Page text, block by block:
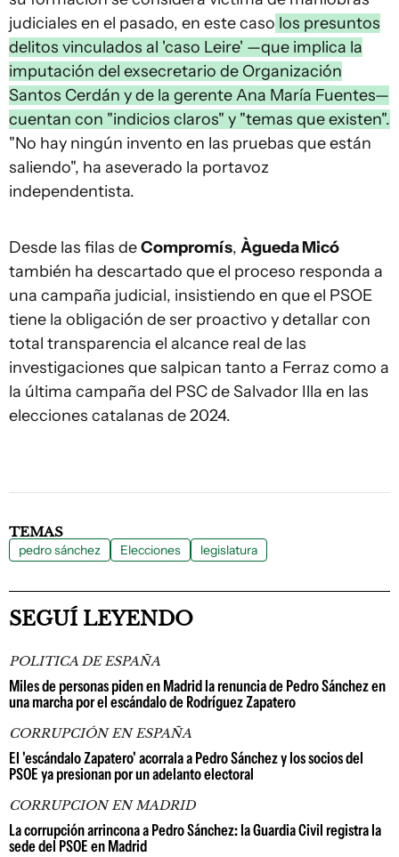
judiciales en el pasado, en este caso los presuntos
delitos vinculados al 'caso Leire' —que implica la
imputación del exsecretario de Organización
Santos Cerdán y de la gerente Ana María Fuentes—
cuentan con "indicios claros" y "temas que existen".
"No hay ningún invento en las pruebas que están
saliendo", ha aseverado la portavoz
independentista.
Desde las filas deCompromís, Àgueda Micó
también ha descartado que el proceso responda a
una campaña judicial, insistiendo en que el PSOE
tiene la obligación de ser proactivo y detallar con
total transparencia el alcance real de las
investigaciones que salpican tanto a Ferraz como a
la última campaña del PSC de Salvador Illa en las
elecciones catalanas de 2024.
TEMAS
pedro sánchez Elecciones legislatura
SEGUÍ LEYENDO
POLITICA DE ESPAÑA
Miles de personas piden en Madrid la renuncia de Pedro Sánchez en
una marcha por el escándalo de Rodríguez Zapatero
CORRUPCIÓN EN ESPAÑA
El 'escándalo Zapatero' acorrala a Pedro Sánchez y los socios del
PSOE ya presionan por un adelanto electoral
CORRUPCION EN MADRID
La corrupción arrincona a Pedro Sánchez: la Guardia Civil registra la
sede del PSOE en Madrid